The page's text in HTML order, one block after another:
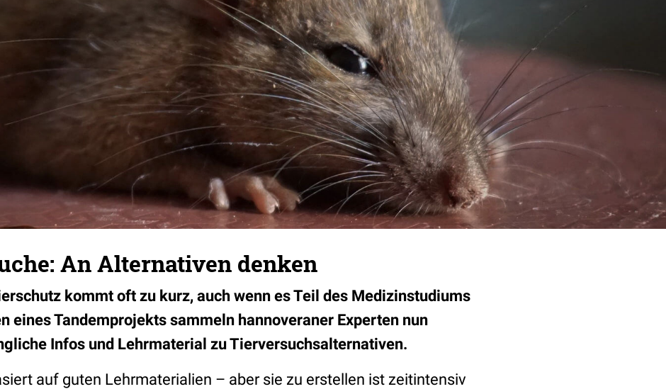
An Alternativen denken
kommt oft zu kurz, auch wenn es Teil des Medizinstudiums
eines Tandemprojekts sammeln hannoveraner Experten nun
Infos und Lehrmaterial zu Tierversuchsalternativen.
auf guten Lehrmaterialien – aber sie zu erstellen ist zeitintensiv